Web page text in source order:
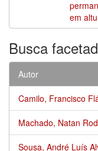
em
Busca
Autor
Camilo, Francisco
Machado, Natan
Sousa, André Luís